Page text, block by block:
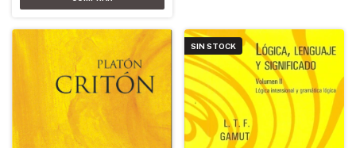
SIN STOCK